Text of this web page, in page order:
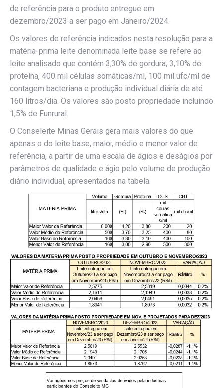
de referência para o produto entregue em
dezembro/2023 a ser pago em Janeiro/2024.
Os valores de referência indicados nesta resolução para a
matéria-prima leite denominada leite base se refere ao
leite analisado que contém 3,30% de gordura, 3,10% de
proteína, 400 mil células somáticas/ml, 100 mil ufc/ml de
contagem bacteriana e produção individual diária de até
160 litros/dia. Os valores são posto propriedade incluindo
1,5% de Funrural.
O Conseleite Minas Gerais gera mais valores do que
apenas o do leite base, maior, médio e menor valor de
referência, a partir de uma escala de ágios e deságios por
parâmetros de qualidade e ágio pelo volume de produção
diário individual, apresentados na tabela.